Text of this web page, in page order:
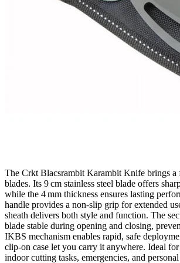
The Crkt Blacsrambit Karambit Knife brings a
blades. Its 9 cm stainless steel blade offers
while the 4 mm thickness ensures lasting
handle provides a non‑slip grip for extended
sheath delivers both style and function. The
blade stable during opening and closing,
IKBS mechanism enables rapid, safe
clip‑on case let you carry it anywhere. Ideal
indoor cutting tasks, emergencies, and